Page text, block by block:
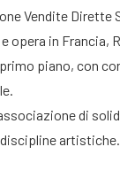
Vendite Dirette
opera in Francia,
piano, con
di
artistiche.